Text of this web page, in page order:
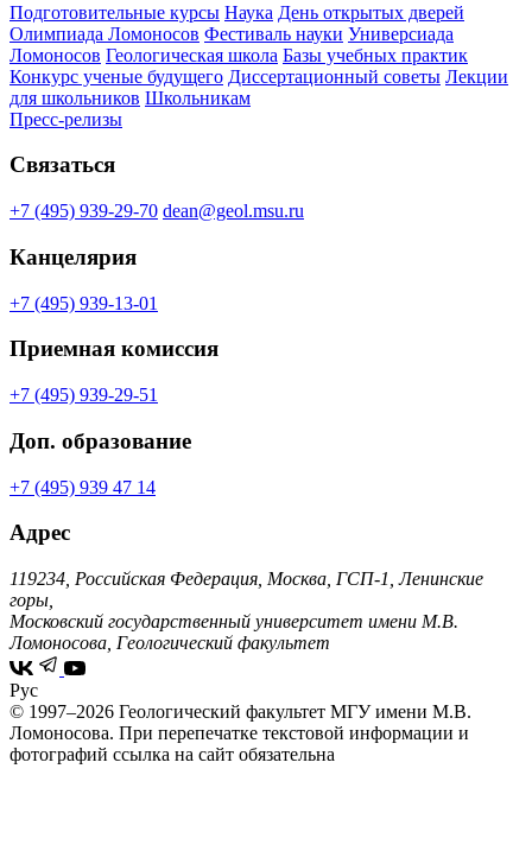
Подготовительные курсы Наука День открытых дверей
Олимпиада Ломоносов Фестиваль науки Универсиада
Ломоносов Геологическая школа Базы учебных практик
Конкурс ученые будущего Диссертационный советы Лекции
для школьников Школьникам
Пресс-релизы
Связаться
+7 (495) 939-29-70 dean@geol.msu.ru
Канцелярия
+7 (495) 939-13-01
Приемная комиссия
+7 (495) 939-29-51
Доп. образование
+7 (495) 939 47 14
Адрес
119234, Российская Федерация, Москва, ГСП-1, Ленинские
горы,
Московский государственный университет имени М.В.
Ломоносова, Геологический факультет
Рус
© 1997–2026 Геологический факультет МГУ имени М.В.
Ломоносова. При перепечатке текстовой информации и
фотографий ссылка на сайт обязательна